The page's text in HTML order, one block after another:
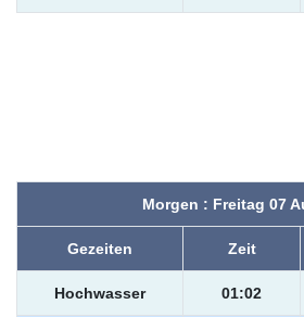
Morgen : Freitag 07
Gezeiten Zeit
Hochwasser 01:02